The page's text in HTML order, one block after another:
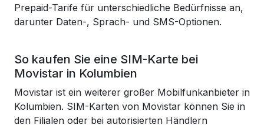
Prepaid-Tarife für unterschiedliche Bedürfnisse an,
darunter Daten-, Sprach- und SMS-Optionen.
So kaufen Sie eine SIM-Karte bei
Movistar in Kolumbien
Movistar ist ein weiterer großer Mobilfunkanbieter in
Kolumbien. SIM-Karten von Movistar können Sie in
den Filialen oder bei autorisierten Händlern